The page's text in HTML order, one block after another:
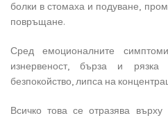
болки в стомаха и подуване,
повръщане.
Сред емоционалните
изнервеност, бърза и рязка
безпокойство, липса на
Всичко това се отразява върху